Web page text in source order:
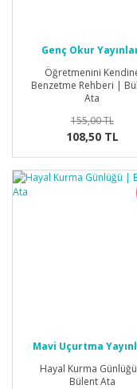
Genç Okur
Öğretmenini
Benzetme Rehberi |
Ata
155,00 TL
108,50 TL
Mavi Uçurtma
Hayal Kurma
Bülent Ata